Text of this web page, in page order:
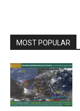
MOST POPULAR